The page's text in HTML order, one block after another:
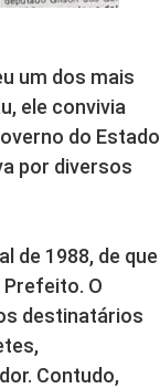
um dos mais
ele convivia
do Estado
por diversos
de 1988, de que
O
destinatários
Contudo,